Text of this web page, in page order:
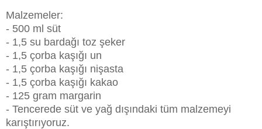
Malzemeler:
- 500 ml süt
- 1,5 su bardağı toz şeker
- 1,5 çorba kaşığı un
- 1,5 çorba kaşığı nişasta
- 1,5 çorba kaşığı kakao
- 125 gram margarin
- Tencerede süt ve yağ dışındaki tüm malzemeyi
karıştırıyoruz.